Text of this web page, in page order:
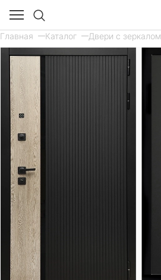
Главная Каталог Двери с зеркалом